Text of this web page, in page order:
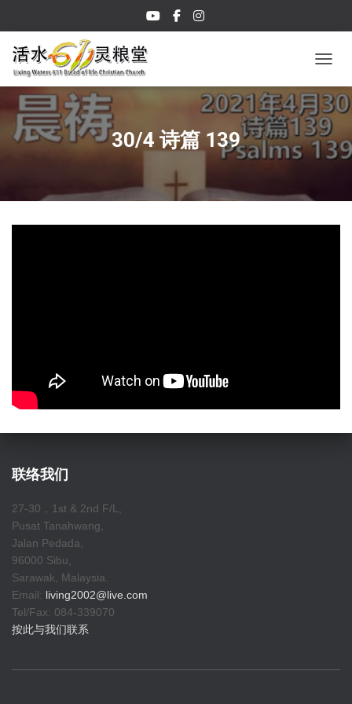
30/4 诗篇 139
联络我们
27-30，1st & 2nd F/L,
Pusat Tanahwang,
Jalan Pedada,
96000 Sibu,
Sarawak, Malaysia.
Email: living2002@live.com
Tel/Fax: 084-339070
按此与我们联系